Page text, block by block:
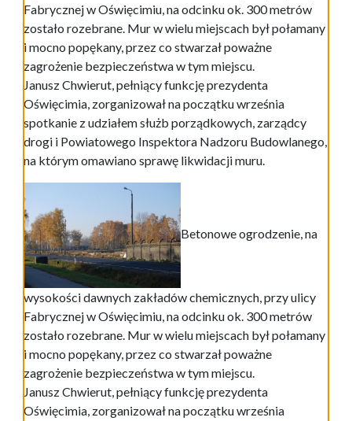
Fabrycznej w Oświęcimiu, na odcinku ok. 300 metrów
zostało rozebrane. Mur w wielu miejscach był połamany
i mocno popękany, przez co stwarzał poważne
zagrożenie bezpieczeństwa w tym miejscu.
Janusz Chwierut, pełniący funkcję prezydenta
Oświęcimia, zorganizował na początku września
spotkanie z udziałem służb porządkowych, zarządcy
drogi i Powiatowego Inspektora Nadzoru Budowlanego,
na którym omawiano sprawę likwidacji muru.
Betonowe ogrodzenie, na
wysokości dawnych zakładów chemicznych, przy ulicy
Fabrycznej w Oświęcimiu, na odcinku ok. 300 metrów
zostało rozebrane. Mur w wielu miejscach był połamany
i mocno popękany, przez co stwarzał poważne
zagrożenie bezpieczeństwa w tym miejscu.
Janusz Chwierut, pełniący funkcję prezydenta
Oświęcimia, zorganizował na początku września